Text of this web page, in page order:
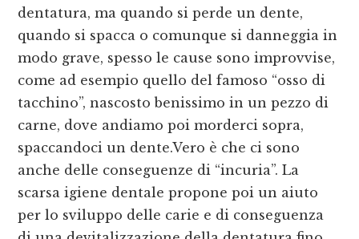
dentatura, ma quando si perde un dente,
quando si spacca o comunque si danneggia in
modo grave, spesso le cause sono improvvise,
come ad esempio quello del famoso “osso di
tacchino”, nascosto benissimo in un pezzo di
carne, dove andiamo poi morderci sopra,
spaccandoci un dente.Vero è che ci sono
anche delle conseguenze di “incuria”. La
scarsa igiene dentale propone poi un aiuto
per lo sviluppo delle carie e di conseguenza